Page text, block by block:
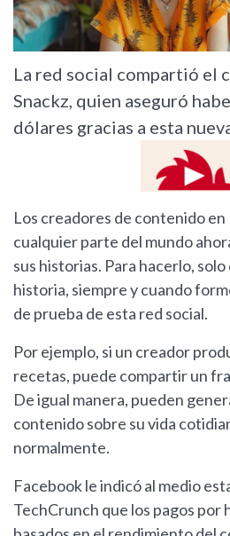
La red social compartió el
Snackz, quien aseguró
dólares gracias a esta
Los creadores de contenido en
cualquier parte del mundo
sus historias. Para hacerlo,
historia, siempre y cuando
de prueba de esta red social.
Por ejemplo, si un creador
recetas, puede compartir un
De igual manera, pueden
contenido sobre su vida
normalmente.
Facebook le indicó al medio
TechCrunch que los pagos por